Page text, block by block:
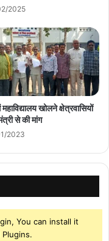
2025
खोलने क्षेत्रवासियों
से की मांग
2023
You can install it